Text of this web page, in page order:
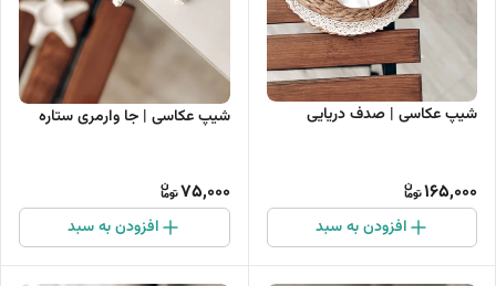
شیپ عکاسی | صدف دریایی
165,000
افزودن به سبد
شیپ عکاسی | جا وارمری ستاره
75,000
افزودن به سبد